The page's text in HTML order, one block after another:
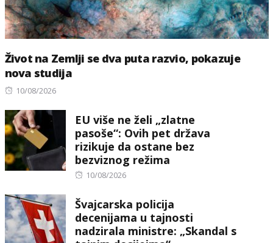
Život na Zemlji se dva puta razvio, pokazuje
nova studija
Posted
10/08/2026
EU više ne želi „zlatne
pasoše“: Ovih pet država
rizikuje da ostane bez
bezviznog režima
Posted
10/08/2026
Švajcarska policija
decenijama u tajnosti
nadzirala ministre: „Skandal s